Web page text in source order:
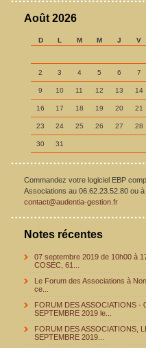
Août 2026
D L M M J V
2 3 4 5 6 7
9 10 11 12 13 14
16 17 18 19 20 21
23 24 25 26 27 28
30 31
Commandez votre logiciel EBP
Associations au 06.62.23.52.80 ou à
contact@audentia-gestion.fr
Notes récentes
07 septembre 2019 de 10h00 à
COSEC, 61...
Le Forum des Associations à
ce...
FORUM DES ASSOCIATIONS -
SEPTEMBRE 2019 le...
FORUM DES ASSOCIATIONS,
SEPTEMBRE 2019...